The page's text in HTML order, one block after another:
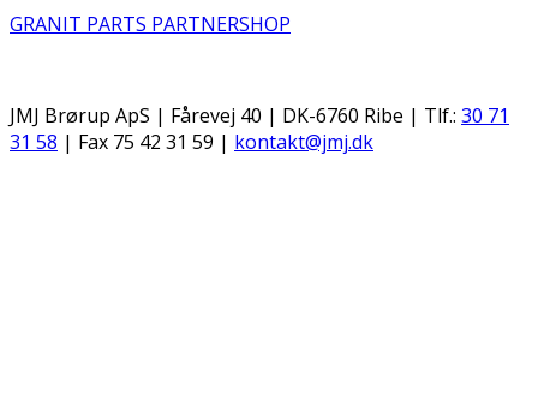
GRANIT PARTS PARTNERSHOP
JMJ Brørup ApS | Fårevej 40 | DK-6760 Ribe | Tlf.: 30 71
31 58 | Fax 75 42 31 59 | kontakt@jmj.dk